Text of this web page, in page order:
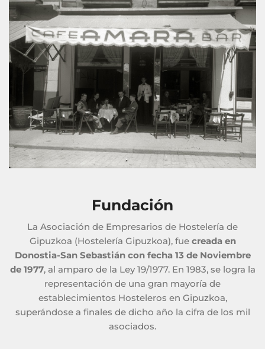
Fundación
La Asociación de Empresarios de Hostelería de
Gipuzkoa (Hostelería Gipuzkoa), fue creada en
Donostia-San Sebastián con fecha 13 de Noviembre
de 1977, al amparo de la Ley 19/1977. En 1983, se logra la
representación de una gran mayoría de
establecimientos Hosteleros en Gipuzkoa,
superándose a finales de dicho año la cifra de los mil
asociados.